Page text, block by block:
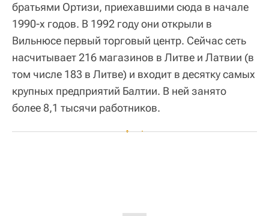
братьями Ортизи, приехавшими сюда в начале
1990-х годов. В 1992 году они открыли в
Вильнюсе первый торговый центр. Сейчас сеть
насчитывает 216 магазинов в Литве и Латвии (в
том числе 183 в Литве) и входит в десятку самых
крупных предприятий Балтии. В ней занято
более 8,1 тысячи работников.